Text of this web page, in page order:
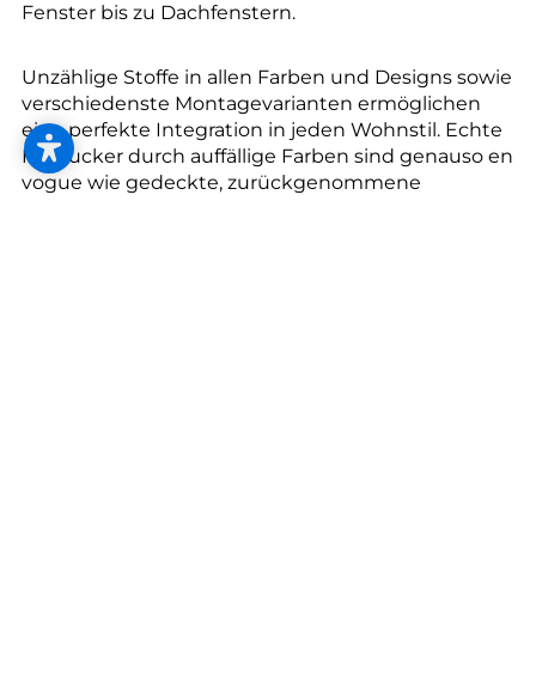
Fenster bis zu Dachfenstern.
Unzählige Stoffe in allen Farben und Designs sowie
verschiedenste Montagevarianten ermöglichen
eine perfekte Integration in jeden Wohnstil. Echte
Hingucker durch auffällige Farben sind genauso en
vogue wie gedeckte, zurückgenommene